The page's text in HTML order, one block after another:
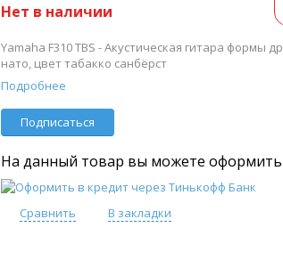
Нет в наличии
Yamaha F310 TBS - Акустическая гитара формы
нато, цвет табакко санбёрст
Подробнее
Подписаться
На данный товар вы можете оформить
Сравнить В закладки